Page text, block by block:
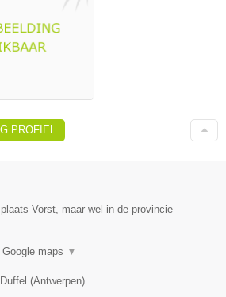
PROFIEL
Vorst, maar wel in de provincie
Google maps ▼
Duffel (Antwerpen)